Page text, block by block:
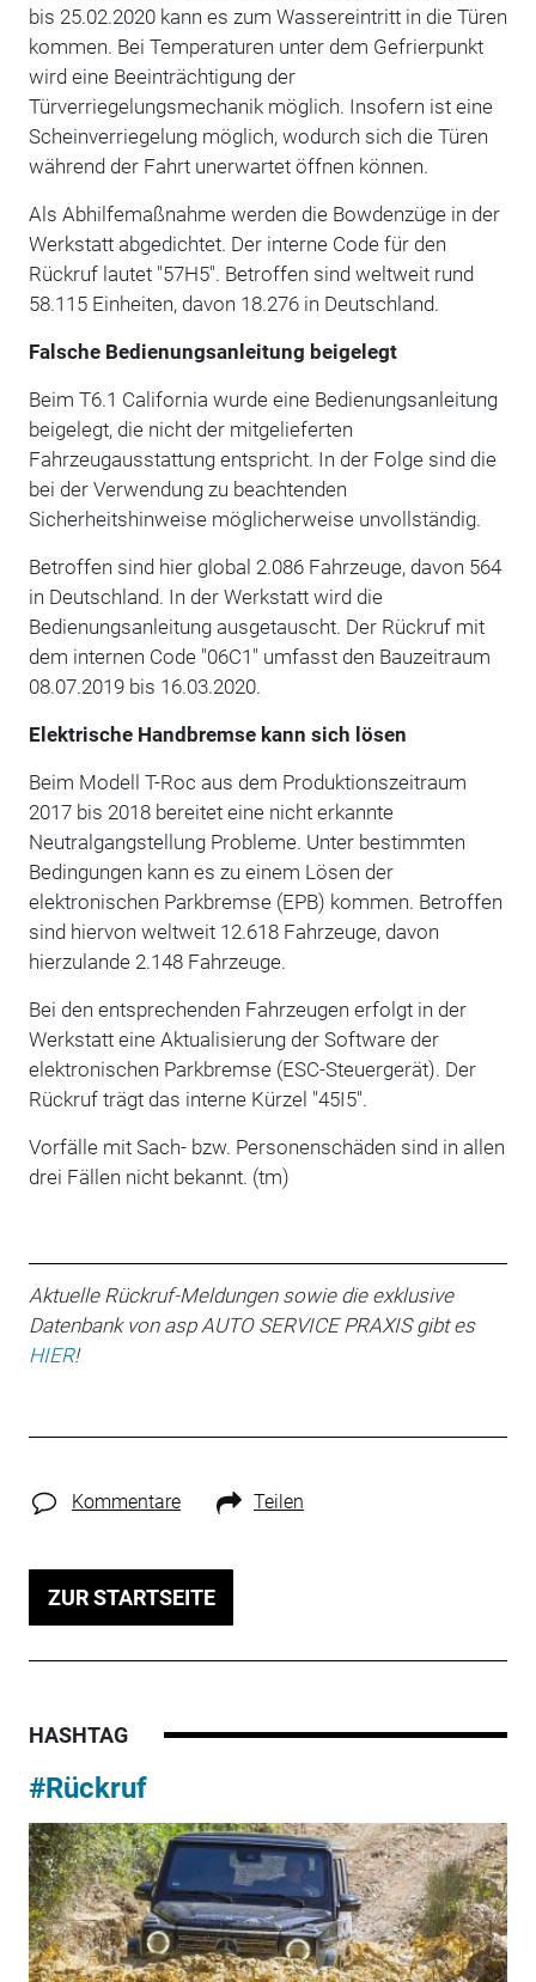
bis 25.02.2020 kann es zum Wassereintritt in die Türen
kommen. Bei Temperaturen unter dem Gefrierpunkt
wird eine Beeinträchtigung der
Türverriegelungsmechanik möglich. Insofern ist eine
Scheinverriegelung möglich, wodurch sich die Türen
während der Fahrt unerwartet öffnen können.
Als Abhilfemaßnahme werden die Bowdenzüge in der
Werkstatt abgedichtet. Der interne Code für den
Rückruf lautet "57H5". Betroffen sind weltweit rund
58.115 Einheiten, davon 18.276 in Deutschland.
Falsche Bedienungsanleitung beigelegt
Beim T6.1 California wurde eine Bedienungsanleitung
beigelegt, die nicht der mitgelieferten
Fahrzeugausstattung entspricht. In der Folge sind die
bei der Verwendung zu beachtenden
Sicherheitshinweise möglicherweise unvollständig.
Betroffen sind hier global 2.086 Fahrzeuge, davon 564
in Deutschland. In der Werkstatt wird die
Bedienungsanleitung ausgetauscht. Der Rückruf mit
dem internen Code "06C1" umfasst den Bauzeitraum
08.07.2019 bis 16.03.2020.
Elektrische Handbremse kann sich lösen
Beim Modell T-Roc aus dem Produktionszeitraum
2017 bis 2018 bereitet eine nicht erkannte
Neutralgangstellung Probleme. Unter bestimmten
Bedingungen kann es zu einem Lösen der
elektronischen Parkbremse (EPB) kommen. Betroffen
sind hiervon weltweit 12.618 Fahrzeuge, davon
hierzulande 2.148 Fahrzeuge.
Bei den entsprechenden Fahrzeugen erfolgt in der
Werkstatt eine Aktualisierung der Software der
elektronischen Parkbremse (ESC-Steuergerät). Der
Rückruf trägt das interne Kürzel "45I5".
Vorfälle mit Sach- bzw. Personenschäden sind in allen
drei Fällen nicht bekannt. (tm)
Aktuelle Rückruf-Meldungen sowie die exklusive
Datenbank von asp AUTO SERVICE PRAXIS gibt es
HIER!
Kommentare Teilen
ZUR STARTSEITE
HASHTAG
#Rückruf